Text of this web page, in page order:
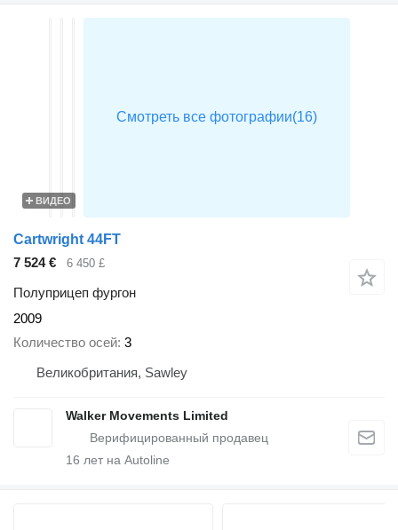
ВИДЕО
Cartwright 44FT
7 524 €
6 450 £
Полуприцеп фургон
2009
Количество осей 3
Великобритания, Sawley
Walker Movements Limited
16 лет на Autoline